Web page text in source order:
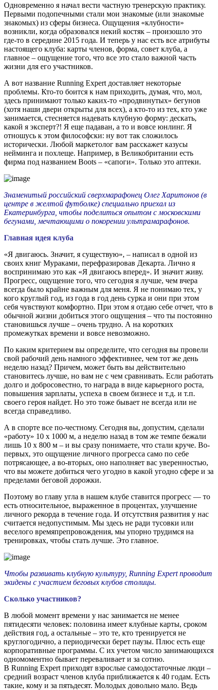
Одновременно я начал вести частную тренерскую практику.
Первыми подопечными стали мои знакомые (или знакомые
знакомых) из сферы бизнеса. Ощущения «клубности»
возникли, когда образовался некий костяк – произошло это
где-то в середине 2015 года. И теперь у нас есть все атрибуты
настоящего клуба: карты членов, форма, совет клуба, а
главное – ощущение того, что все это стало важной часть
жизни для его участников.
А вот название Running Expert доставляет некоторые
проблемы. Кто-то боится к нам приходить, думая, что, мол,
здесь принимают только каких-то «продвинутых» бегунов
(хотя наши двери открыты для всех), а кто-то из тех, кто уже
занимается, стесняется надевать клубную форму: дескать,
какой я эксперт?! Я еще падаван, а то и вовсе юнлинг. Я
отношусь к этом философски: ну вот так сложилось
исторически. Любой маркетолог вам расскажет казусы
нейминга и похлеще. Например, в Великобритании есть
фирма под названием Boots – «сапоги». Только это аптеки.
Знаменитый российский сверхмарафонец Олег Харитонов (в
центре в желтой футболке) специально приехал из
Екатеринбурга, чтобы поделиться опытом с московскими
бегунами, мечтающими о покорении ультрамарафонов.
Главная идея клуба
«Я двигаюсь. Значит, я существую», – написал в одной из
своих книг Мураками, перефразировав Декарта. Лично я
воспринимаю это как «Я двигаюсь вперед». И значит живу.
Прогресс, ощущение того, что сегодня я лучше, чем вчера
всегда было крайне важным для меня. Я не понимаю тех, у
кого круглый год, из года в год день сурка и они при этом
себя чувствуют комфортно. При этом я отдаю себе отчет, что в
обычной жизни добиться этого ощущения – что ты постоянно
становишься лучше – очень трудно. А на коротких
промежутках времени и вовсе невозможно.
По каким критерием вы определите, что сегодня вы провели
свой рабочий день намного эффективнее, чем тот же день
неделю назад? Причем, может быть вы действительно
становитесь лучше, но вам не с чем сравнивать. Если работать
долго и добросовестно, то награда в виде карьерного роста,
повышения зарплаты, успеха в своем бизнесе и т.д. и т.п.
своего героя найдет. Но это тоже бывает не всегда или не
всегда справедливо.
А в спорте все по-честному. Сегодня вы, допустим, сделали
«работу» 10 х 1000 м, а неделю назад в том же темпе бежали
лишь 10 х 800 м – и вы сразу понимаете, что стали круче. Во-
первых, это ощущение личного прогресса само по себе
потрясающее, а во-вторых, оно наполняет вас уверенностью,
что вы можете добиться чего угодно в какой угодно сфере и за
пределами беговой дорожки.
Поэтому во главу угла в нашем клубе ставится прогресс — то
есть относительное, выраженное в процентах, улучшение
личного рекорда в течение года. И отсутствия развития у нас
считается недопустимым. Мы здесь не ради тусовки или
веселого времяпрепровождения, мы упорно трудимся на
тренировках, чтобы стать лучше. Это главное.
Чтобы развивать клубную культуру, Running Expert проводит
экидены с участием беговых клубов столицы.
Сколько участников?
В любой момент времени у нас занимается не менее
пятидесяти человек: половина имеет клубные карты, сроком
действия год, а остальные – это те, кто тренируется не
круглогодично, а периодически берет паузы. Плюс есть еще
корпоративные программы. С их учетом число занимающихся
одномоментно бывает переваливает и за сотню.
В Running Expert приходят взрослые самодостаточные люди –
средний возраст членов клуба приближается к 40 годам. Есть
такие, кому и за пятьдесят. Молодых довольно мало. Ведь